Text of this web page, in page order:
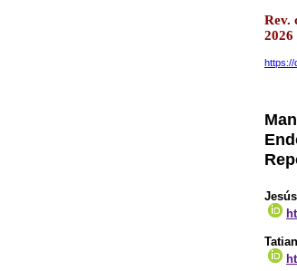
Rev.
2026
https://